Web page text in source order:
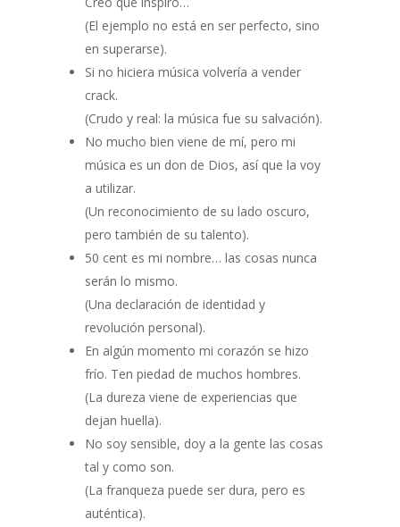
(El ejemplo no está en ser perfecto, sino
en superarse).
Si no hiciera música volvería a vender
crack.
(Crudo y real: la música fue su salvación).
No mucho bien viene de mí, pero mi
música es un don de Dios, así que la voy
a utilizar.
(Un reconocimiento de su lado oscuro,
pero también de su talento).
50 cent es mi nombre… las cosas nunca
serán lo mismo.
(Una declaración de identidad y
revolución personal).
En algún momento mi corazón se hizo
frío. Ten piedad de muchos hombres.
(La dureza viene de experiencias que
dejan huella).
No soy sensible, doy a la gente las cosas
tal y como son.
(La franqueza puede ser dura, pero es
auténtica).